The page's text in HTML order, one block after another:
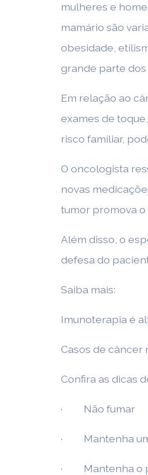
mulheres e
mamário são
obesidade,
grande parte dos
Em relação ao
exames de
risco familiar,
O oncologista
novas
tumor promova o
Além disso, o
defesa do
Saiba mais:
Imunoterapia é
Casos de câncer
Confira as dicas
· Não fumar
· Mantenha
· Mantenha o